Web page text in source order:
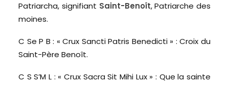
Patriarcha, signifiant Saint-Benoît, Patriarche des
moines.
C Se P B : « Crux Sancti Patris Benedicti » : Croix du
Saint-Père Benoît.
C S S’M L : « Crux Sacra Sit Mihi Lux » : Que la sainte